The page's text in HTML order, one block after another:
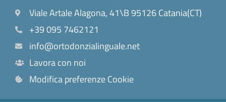
Viale Artale Alagona, 41\B 95126 Catania(CT)
+39 095 7462121
info@ortodonzialinguale.net
Lavora con noi
Modifica preferenze Cookie